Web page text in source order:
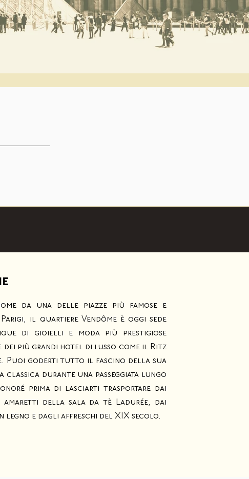
da una delle piazze più famose e
il quartiere Vendôme è oggi sede
di gioielli e moda più prestigiose
più grandi hotel di lusso come il Ritz
Puoi goderti tutto il fascino della sua
durante una passeggiata lungo
prima di lasciarti trasportare dai
amaretti della sala da tè Ladurée, dai
legno e dagli affreschi del XIX secolo.